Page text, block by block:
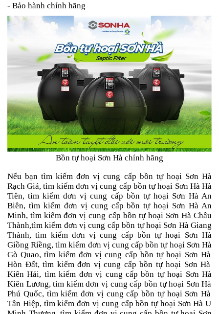
- Bảo hành chính hãng
Bồn tự hoại Sơn Hà chính hãng
Nếu bạn tìm kiếm đơn vị cung cấp bồn tự hoại Sơn Hà
Rạch Giá,tìm kiếm đơn vị cung cấp bồn tự hoại Sơn HàHà
Tiên,tìm kiếm đơn vị cung cấp bồn tự hoại Sơn HàAn
Biên, tìm kiếm đơn vị cung cấp bồn tự hoại Sơn Hà An
Minh,tìm kiếm đơn vị cung cấp bồn tự hoại Sơn HàChâu
Thành,tìm kiếm đơn vị cung cấp bồn tự hoại Sơn HàGiang
Thành,tìm kiếm đơn vị cung cấp bồn tự hoại Sơn Hà
Giồng Riềng,tìm kiếm đơn vị cung cấp bồn tự hoại Sơn Hà
Gò Quao,tìm kiếm đơn vị cung cấp bồn tự hoại Sơn Hà
Hòn Đất,tìm kiếm đơn vị cung cấp bồn tự hoại Sơn Hà
Kiên Hải, tìm kiếm đơn vị cung cấp bồn tự hoại Sơn Hà
Kiên Lương,tìm kiếm đơn vị cung cấp bồn tự hoại Sơn Hà
Phú Quốc, tìm kiếm đơn vị cung cấp bồn tự hoại Sơn Hà
Tân Hiệp, tìm kiếm đơn vị cung cấp bồn tự hoại Sơn HàU